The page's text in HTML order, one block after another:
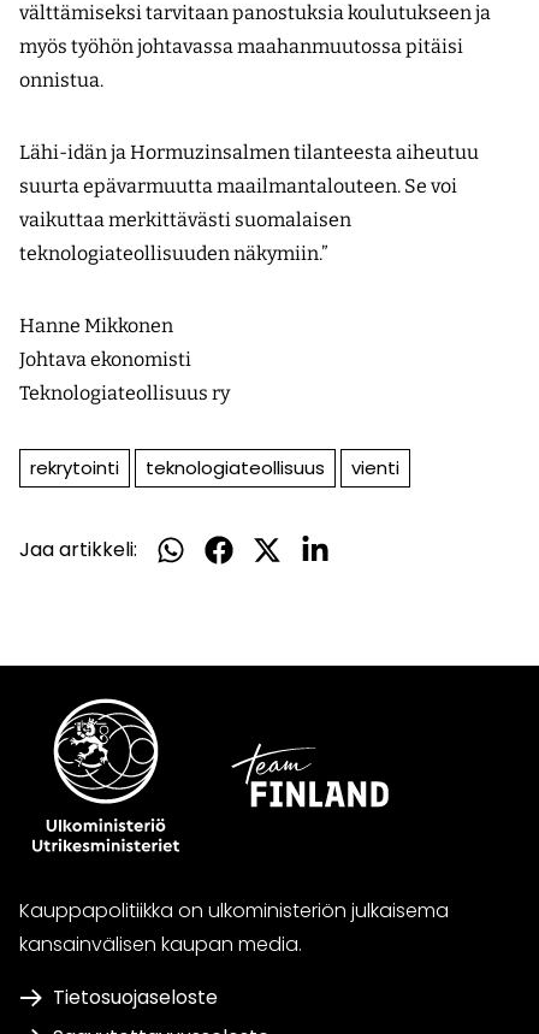
välttämiseksi tarvitaan panostuksia koulutukseen ja
myös työhön johtavassa maahanmuutossa pitäisi
onnistua.
Lähi-idän ja Hormuzinsalmen tilanteesta aiheutuu
suurta epävarmuutta maailmantalouteen. Se voi
vaikuttaa merkittävästi suomalaisen
teknologiateollisuuden näkymiin.”
Hanne Mikkonen
Johtava ekonomisti
Teknologiateollisuus ry
rekrytointi teknologiateollisuus vienti
Jaa artikkeli:
Jaa
Jaa
Jaa
Jaa
Kauppapolitiikka on ulkoministeriön julkaisema
kansainvälisen kaupan media.
Tietosuojaseloste